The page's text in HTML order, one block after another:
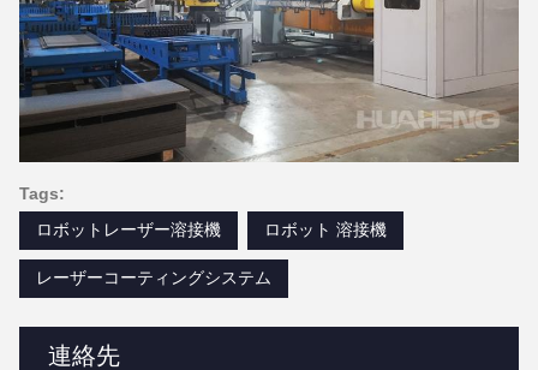
連絡先
Tags:
ロボットレーザー溶接機
ロボット 溶接機
レーザーコーティングシステム